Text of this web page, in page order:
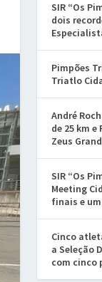
SIR “Os
dois
Pimpões
Triatlo
André
de 25 km
Zeus
SIR “Os
Meeting
finais e
Cinco
a Seleção
com cinco